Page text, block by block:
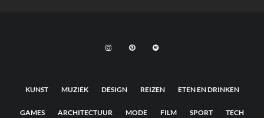
KUNST MUZIEK DESIGN REIZEN ETEN EN DRINKEN
GAMES ARCHITECTUUR MODE FILM SPORT TECH